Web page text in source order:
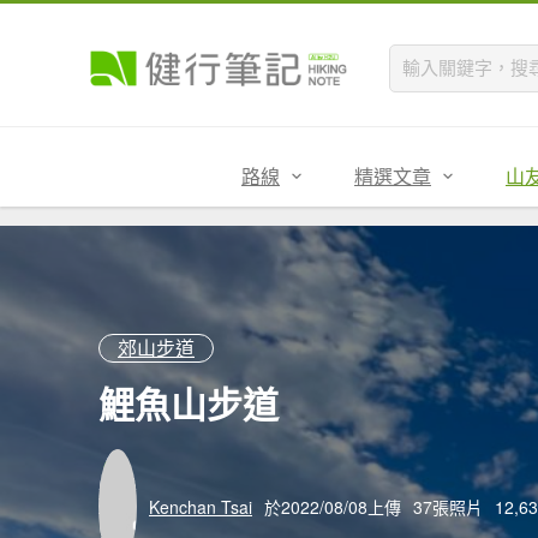
路線 精選文章 山
郊山步道
鯉魚山步道
Kenchan Tsai 於2022/08/08上傳 37張照片